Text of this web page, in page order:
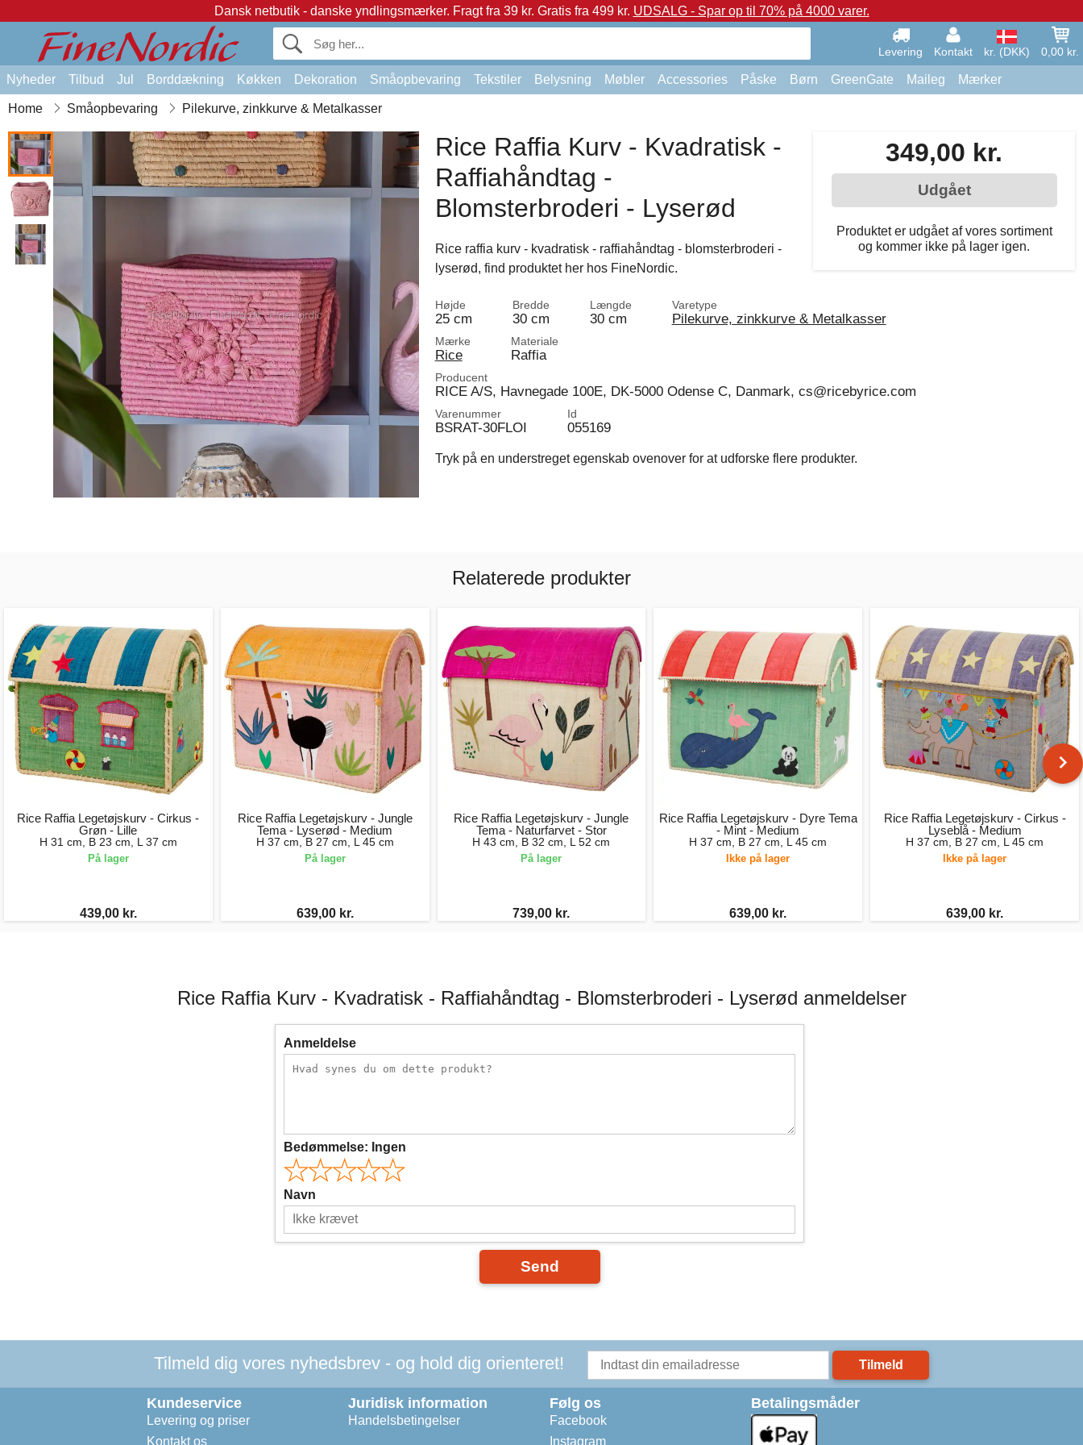
Dansk netbutik - danske yndlingsmærker. Fragt fra 39 kr. Gratis fra 499 kr. UDSALG - Spar op til 70% på 4000 varer.
Levering Kontakt kr. (DKK) 0,00 kr.
Nyheder Tilbud Jul Borddækning Køkken Dekoration Småopbevaring Tekstiler Belysning Møbler Accessories Påske Børn GreenGate Maileg Mærker
Home Småopbevaring Pilekurve, zinkkurve & Metalkasser
349,00 kr.
Udgået
Produktet er udgået af vores sortiment
og kommer ikke på lager igen.
Rice Raffia Kurv - Kvadratisk -
Raffiahåndtag -
Blomsterbroderi - Lyserød
Rice raffia kurv - kvadratisk - raffiahåndtag - blomsterbroderi -
lyserød, find produktet her hos FineNordic.
Højde
25 cm
Bredde
30 cm
Længde
30 cm
Varetype
Pilekurve, zinkkurve & Metalkasser
Mærke
Rice
Materiale
Raffia
Producent
RICE A/S, Havnegade 100E, DK-5000 Odense C, Danmark, cs@ricebyrice.com
Varenummer
BSRAT-30FLOI
Id
055169
Tryk på en understreget egenskab ovenover for at udforske flere produkter.
Relaterede produkter
Rice Raffia Legetøjskurv - Cirkus -
Grøn - Lille
H 31 cm, B 23 cm, L 37 cm
På lager
439,00 kr.
Rice Raffia Legetøjskurv - Jungle
Tema - Lyserød - Medium
H 37 cm, B 27 cm, L 45 cm
På lager
639,00 kr.
Rice Raffia Legetøjskurv - Jungle
Tema - Naturfarvet - Stor
H 43 cm, B 32 cm, L 52 cm
På lager
739,00 kr.
Rice Raffia Legetøjskurv - Dyre Tema
- Mint - Medium
H 37 cm, B 27 cm, L 45 cm
Ikke på lager
639,00 kr.
Rice Raffia Legetøjskurv - Cirkus -
Lyseblå - Medium
H 37 cm, B 27 cm, L 45 cm
Ikke på lager
639,00 kr.
Rice Raffia Kurv - Kvadratisk - Raffiahåndtag - Blomsterbroderi - Lyserød anmeldelser
Anmeldelse
Bedømmelse: Ingen
Navn
Send
Tilmeld dig vores nyhedsbrev - og hold dig orienteret! Tilmeld
Kundeservice
Levering og priser
Kontakt os
Juridisk information
Handelsbetingelser
Følg os
Facebook
Instagram
Betalingsmåder